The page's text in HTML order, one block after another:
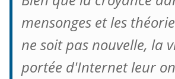
mensonges et les
ne soit pas nouvelle, la
portée d'Internet leur